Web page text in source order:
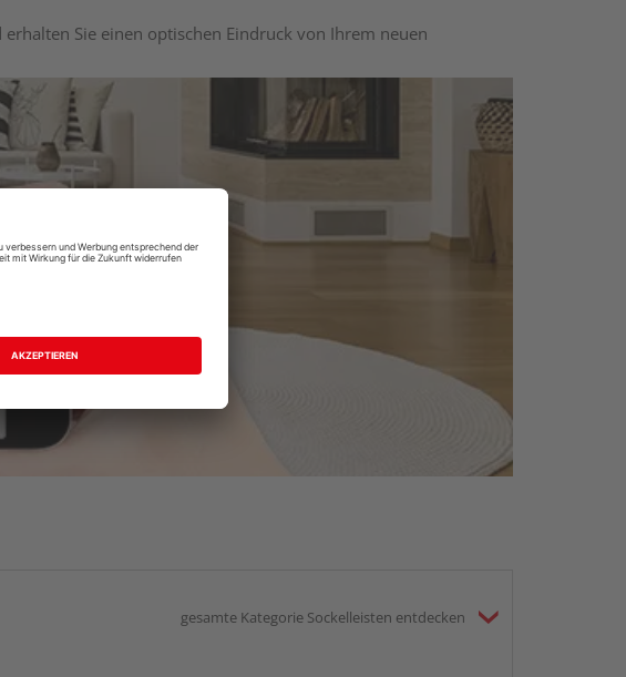
Sie einen optischen Eindruck von Ihrem neuen
gesamte Kategorie Sockelleisten entdecken